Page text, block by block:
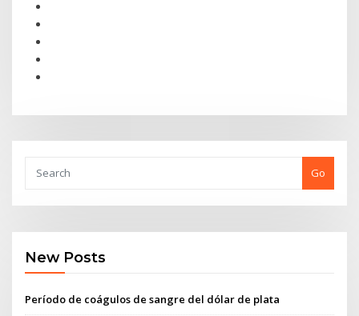
Go
New Posts
Período de coágulos de sangre del dólar de plata